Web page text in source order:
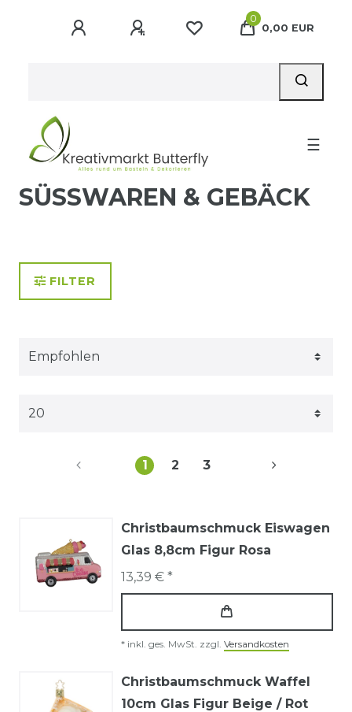
0
0,00 EUR
☰
SÜSSWAREN & GEBÄCK
FILTER
1 2 3
Christbaumschmuck Eiswagen
Glas 8,8cm Figur Rosa
13,39 € *
* inkl. ges. MwSt. zzgl. Versandkosten
Christbaumschmuck Waffel
10cm Glas Figur Beige / Rot